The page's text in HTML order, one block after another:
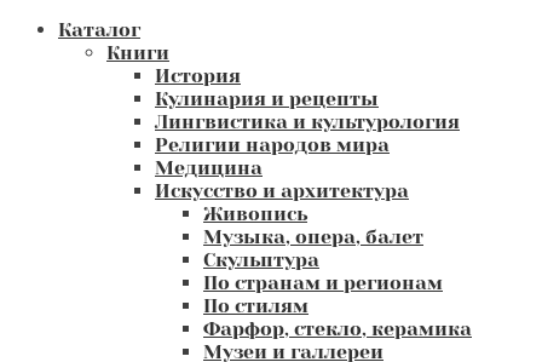
Каталог
Книги
История
Кулинария и рецепты
Лингвистика и культурология
Религии народов мира
Медицина
Искусство и архитектура
Живопись
Музыка, опера, балет
Скульптура
По странам и регионам
По стилям
Фарфор, стекло, керамика
Музеи и галлереи